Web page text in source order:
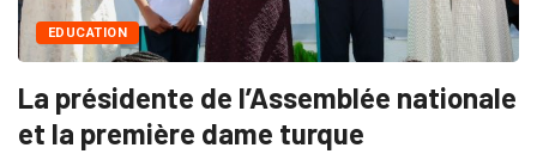
EDUCATION
La présidente de l’Assemblée nationale
et la première dame turque